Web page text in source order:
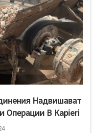
Надвишават
Операции В Карieri